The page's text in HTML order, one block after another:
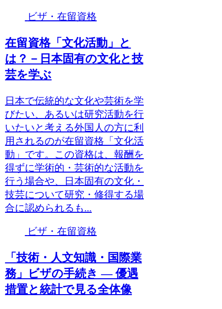
ビザ・在留資格
在留資格「文化活動」と
は？－日本固有の文化と技
芸を学ぶ
日本で伝統的な文化や芸術を学
びたい、あるいは研究活動を行
いたいと考える外国人の方に利
用されるのが在留資格「文化活
動」です。この資格は、報酬を
得ずに学術的・芸術的な活動を
行う場合や、日本固有の文化・
技芸について研究・修得する場
合に認められるも...
ビザ・在留資格
「技術・人文知識・国際業
務」ビザの手続き ― 優遇
措置と統計で見る全体像